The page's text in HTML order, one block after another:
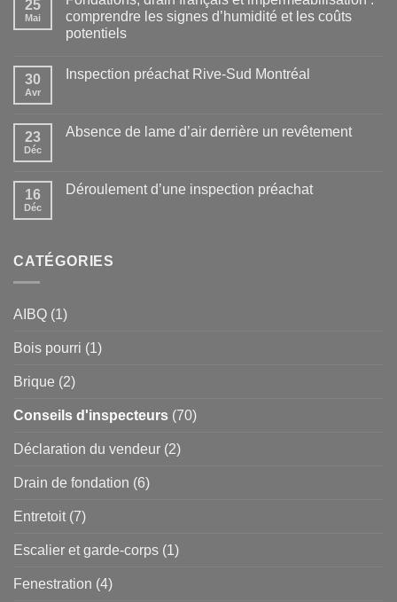
25
Mai
comprendre les signes d’humidité et les coûts
potentiels
30
Avr
Inspection préachat Rive-Sud Montréal
23
Déc
Absence de lame d’air derrière un revêtement
16
Déc
Déroulement d’une inspection préachat
CATÉGORIES
AIBQ (1)
Bois pourri (1)
Brique (2)
Conseils d'inspecteurs (70)
Déclaration du vendeur (2)
Drain de fondation (6)
Entretoit (7)
Escalier et garde-corps (1)
Fenestration (4)